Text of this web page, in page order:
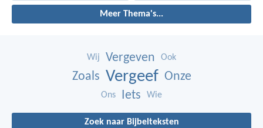
Meer Thema's...
Wij Vergeven Ook
Zoals Vergeef Onze
Ons Iets Wie
Zoek naar Bijbelteksten